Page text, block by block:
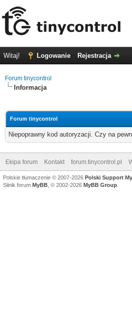
Witaj! Logowanie Rejestracja
Forum tinycontrol
Informacja
Forum tinycontrol
Niepoprawny kod autoryzacji. Czy na
Ekipa forum Kontakt forum.tinycontrol.pl
Polskie tłumaczenie © 2007-2026 Polski Support
Silnik forum MyBB , © 2002-2026 MyBB Group